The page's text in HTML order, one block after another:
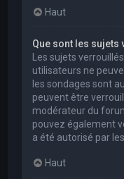
Haut
Que sont les sujets
Les sujets
utilisateurs ne
les sondages sont
peuvent être
modérateur du
pouvez également
a été autorisé par
Haut